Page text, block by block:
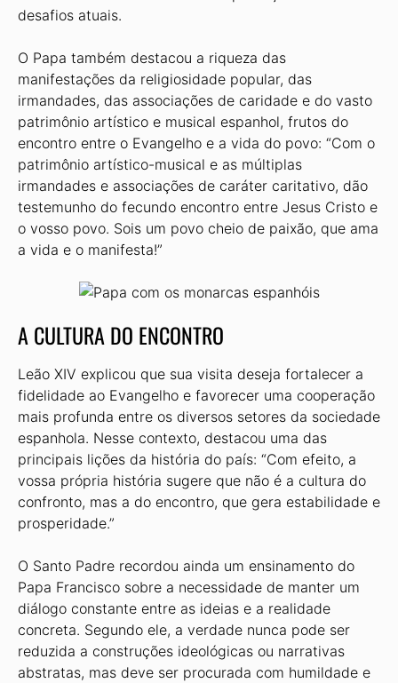
desafios atuais.
O Papa também destacou a riqueza das
manifestações da religiosidade popular, das
irmandades, das associações de caridade e do vasto
patrimônio artístico e musical espanhol, frutos do
encontro entre o Evangelho e a vida do povo: “Com o
patrimônio artístico-musical e as múltiplas
irmandades e associações de caráter caritativo, dão
testemunho do fecundo encontro entre Jesus Cristo e
o vosso povo. Sois um povo cheio de paixão, que ama
a vida e o manifesta!”
A CULTURA DO ENCONTRO
Leão XIV explicou que sua visita deseja fortalecer a
fidelidade ao Evangelho e favorecer uma cooperação
mais profunda entre os diversos setores da sociedade
espanhola. Nesse contexto, destacou uma das
principais lições da história do país: “Com efeito, a
vossa própria história sugere que não é a cultura do
confronto, mas a do encontro, que gera estabilidade e
prosperidade.”
O Santo Padre recordou ainda um ensinamento do
Papa Francisco sobre a necessidade de manter um
diálogo constante entre as ideias e a realidade
concreta. Segundo ele, a verdade nunca pode ser
reduzida a construções ideológicas ou narrativas
abstratas, mas deve ser procurada com humildade e